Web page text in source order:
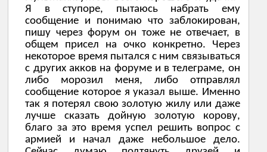
Я в ступоре, пытаюсь набрать ему
сообщение и понимаю что заблокирован,
пишу через форум он тоже не отвечает, в
общем присел на очко конкретно. Через
некоторое время пытался с ним связываться
с других акков на форуме и в телеграме, он
либо морозил меня, либо отправлял
сообщение которое я указал выше. Именно
так я потерял свою золотую жилу или даже
лучше сказать дойную золотую корову,
благо за это время успел решить вопрос с
армией и начал даже небольшое дело.